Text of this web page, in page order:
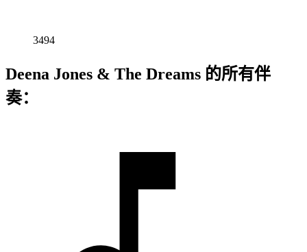
3494
Deena Jones & The Dreams 的所有伴
奏：